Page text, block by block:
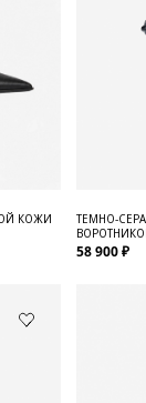
КОЖИ
ТЕМНО-
58 900 ₽